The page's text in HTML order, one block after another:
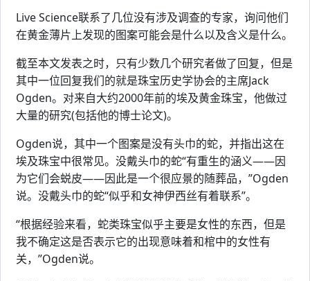
Live Science联系了几位没有涉及调查的专家，询问他们
在黄金薄片上发现的图案可能会是什么以及含义是什么。
截至本文发表之时，只有少数几个研究者做了回复，但是
其中一位回复我们的就是珠宝历史学协会的主席Jack
Ogden。对来自大约2000年前的埃及黄金珠宝，他做过
大量的研究(包括他的博士论文)。
Ogden说，其中一个图案是没有头巾的蛇，并指出这在
埃及珠宝中很常见。没戴头巾的蛇“有重生的涵义——因
为它们会蜕皮——因此是一个很应景的随葬品，”Ogden
说。没戴头巾的蛇“似乎和女神伊西丝有着联系”。
“根据经验来看，蛇类珠宝似乎主要是女性的东西，但是
我不确定这是否表示它的出现意味着和棺中的女性有
关，”Ogden说。